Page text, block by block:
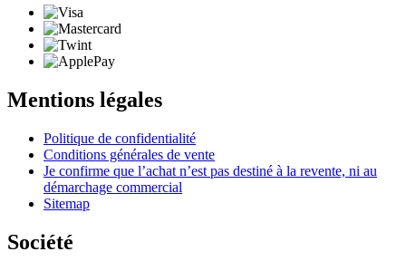
Mentions légales
Politique de confidentialité
Conditions générales de vente
Je confirme que l’achat n’est pas destiné à la revente, ni au
démarchage commercial
Sitemap
Société